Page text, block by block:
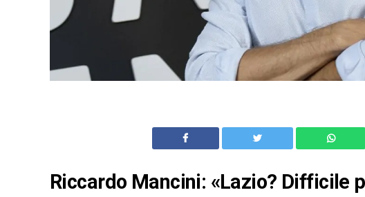
Riccardo Mancini: «Lazio? Difficile